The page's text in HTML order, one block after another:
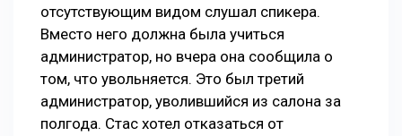
отсутствующим видом слушал спикера.
Вместо него должна была учиться
администратор, но вчера она сообщила о
том, что увольняется. Это был третий
администратор, уволившийся из салона за
полгода. Стас хотел отказаться от